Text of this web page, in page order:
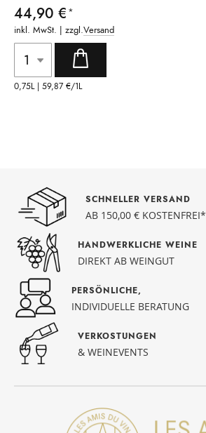
44,90 €
inkl. MwSt. | zzgl.Versand
0,75L | 59,87 €/1L
SCHNELLER VERSAND
AB 150,00 € KOSTENFREI*
HANDWERKLICHE WEINE
DIREKT AB WEINGUT
PERSÖNLICHE,
INDIVIDUELLE BERATUNG
VERKOSTUNGEN
& WEINEVENTS